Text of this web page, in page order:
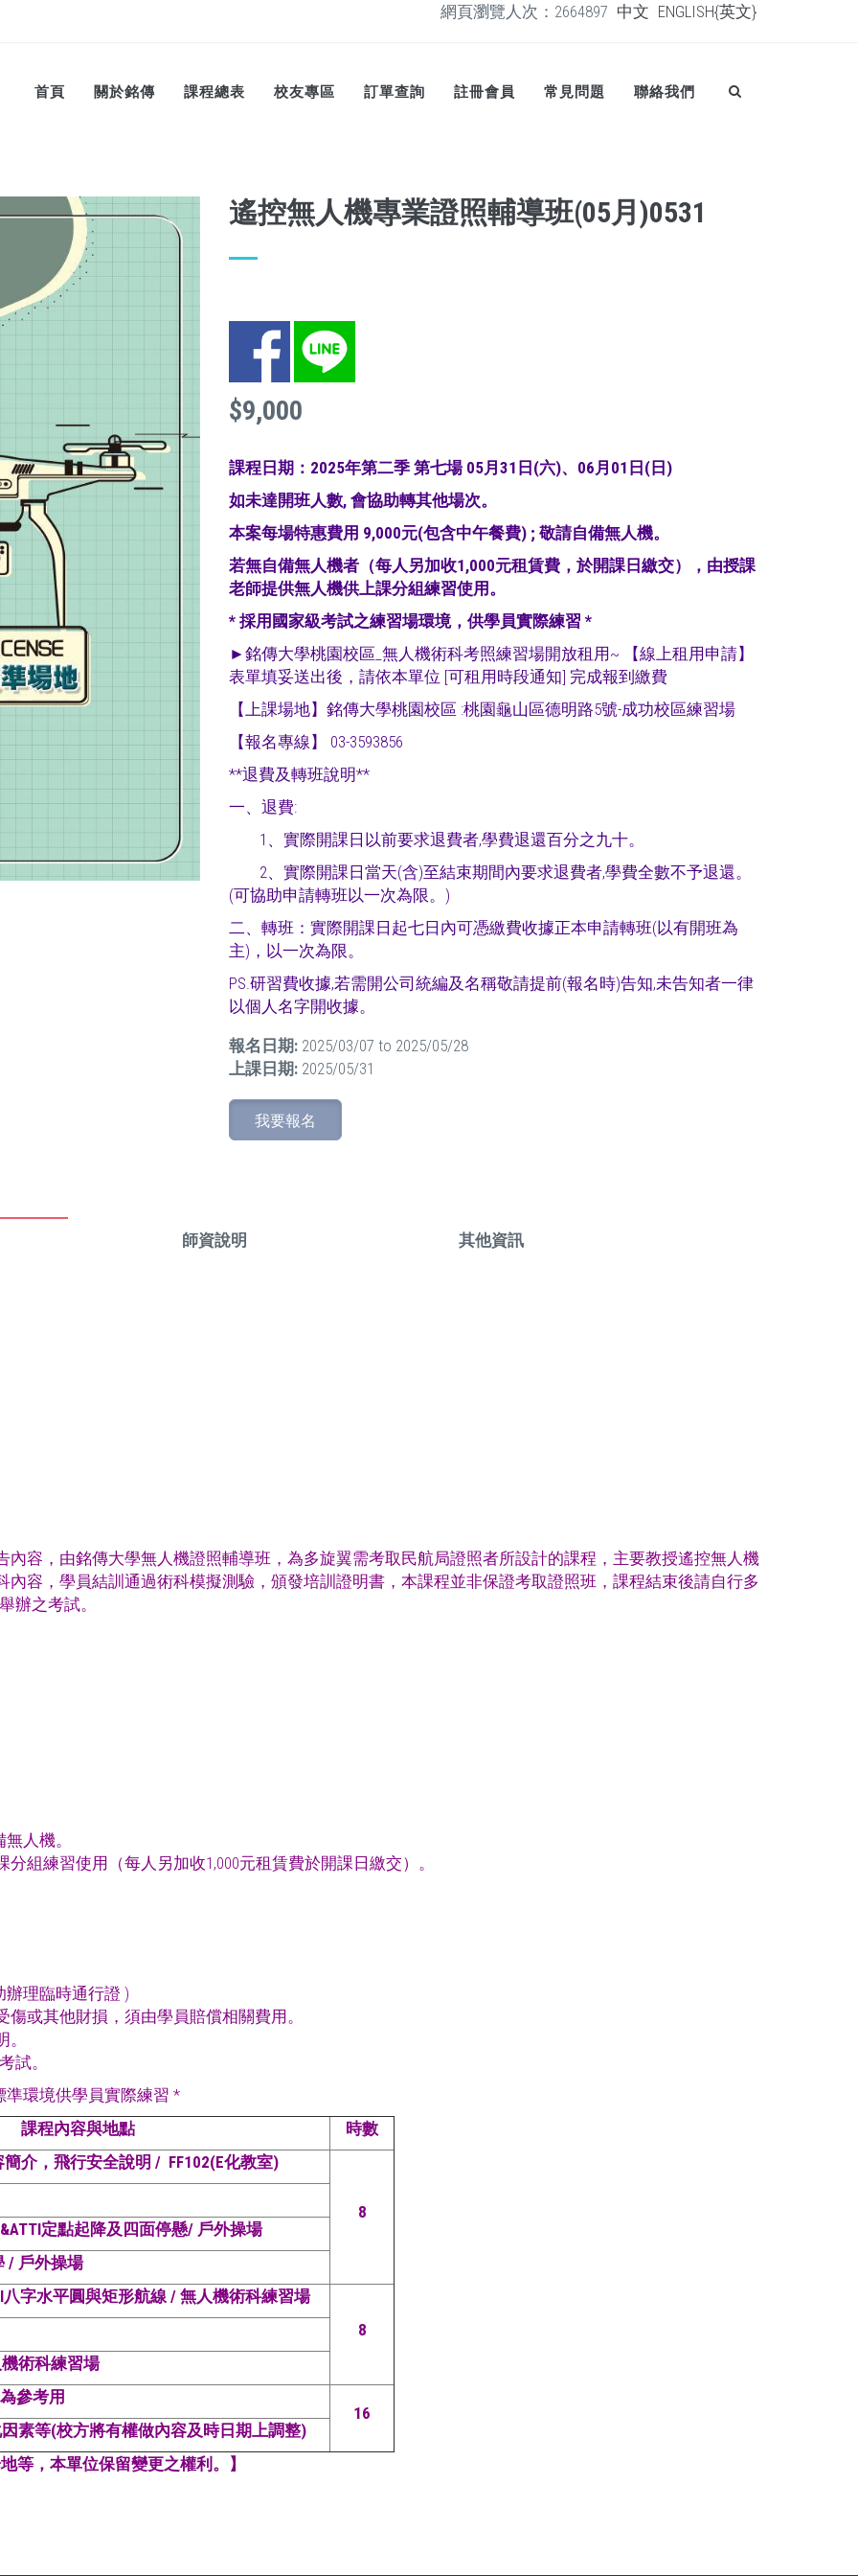
網頁瀏覽人次：2664897 中文 ENGLISH{英文}
首頁 關於銘傳 課程總表 校友專區 訂單查詢 註冊會員 常見問題 聯絡我們
遙控無人機專業證照輔導班(05月)0531
Facebook LINE
$9,000
課程日期：2025年第二季 第七場 05月31日(六)、06月01日(日)
如未達開班人數, 會協助轉其他場次。
本案每場特惠費用 9,000元(包含中午餐費) ; 敬請自備無人機。
若無自備無人機者（每人另加收1,000元租賃費，於開課日繳交），由授課
老師提供無人機供上課分組練習使用。
* 採用國家級考試之練習場環境，供學員實際練習 *
►銘傳大學桃園校區_無人機術科考照練習場開放租用~
【線上租用申請】
表單填妥送出後，請依本單位 [可租用時段通知] 完成報到繳費
【上課場地】銘傳大學桃園校區 :桃園龜山區德明路5號-成功校區練習場
【報名專線】 03-3593856
**退費及轉班說明**
一、退費:
1、實際開課日以前要求退費者,學費退還百分之九十。
2、實際開課日當天(含)至結束期間內要求退費者,學費全數不予退還。
(可協助申請轉班以一次為限。)
二、轉班：實際開課日起七日內可憑繳費收據正本申請轉班(以有開班為
主)，以一次為限。
PS.研習費收據,若需開公司統編及名稱敬請提前(報名時)告知,未告知者一律
以個人名字開收據。
報名日期: 2025/03/07 to 2025/05/28
上課日期: 2025/05/31
我要報名
師資說明 其他資訊
容，由銘傳大學無人機證照輔導班，為多旋翼需考取民航局證照者所設計的課程，主要教授遙控無人機
容，學員結訓通過術科模擬測驗，頒發培訓證明書，本課程並非保證考取證照班，課程結束後請自行多
辦之考試。
人機。
組練習使用（每人另加收1,000元租賃費於開課日繳交）。
理臨時通行證 )
或其他財損，須由學員賠償相關費用。
試。
準環境供學員實際練習 *
課程內容與地點
時數
介，飛行安全說明 / FF102(E化教室)
8
定點起降及四面停懸/ 戶外操場
/ 戶外操場
八字水平圓與矩形航線 / 無人機術科練習場
8
術科練習場
參考用
16
素等(校方將有權做內容及時日期上調整)
等，本單位保留變更之權利。】